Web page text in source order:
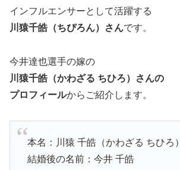
インフルエンサーとして活躍する
川猿千皓（ちぴろん）さんです。
今井達也選手の嫁の
川猿千皓（かわざる ちひろ）さんの
プロフィールからご紹介します。
本名：川猿 千皓（かわざる ちひろ）
結婚後の名前：今井 千皓